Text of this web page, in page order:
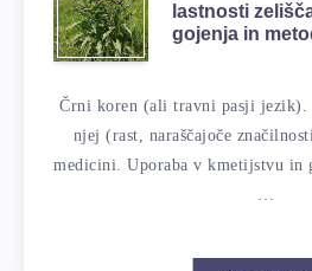
lastnosti
gojenja in
Črni koren (ali travni pasji jezik).
njej (rast, naraščajoče
medicini. Uporaba v kmetijstvu in
…